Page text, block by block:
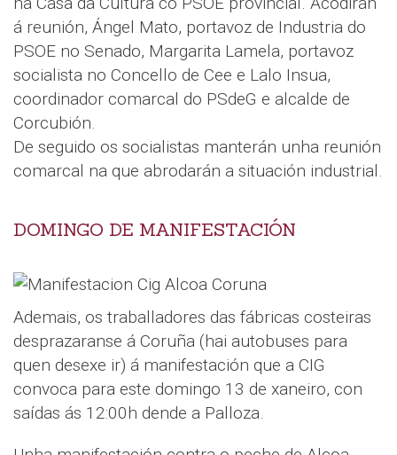
á reunión, Ángel Mato, portavoz de Industria do
PSOE no Senado, Margarita Lamela, portavoz
socialista no Concello de Cee e Lalo Insua,
coordinador comarcal do PSdeG e alcalde de
Corcubión.
De seguido os socialistas manterán unha reunión
comarcal na que abrodarán a situación industrial.
DOMINGO DE MANIFESTACIÓN
Ademais, os traballadores das fábricas costeiras
desprazaranse á Coruña (hai autobuses para
quen desexe ir) á manifestación que a CIG
convoca para este domingo 13 de xaneiro, con
saídas ás 12:00h dende a Palloza.